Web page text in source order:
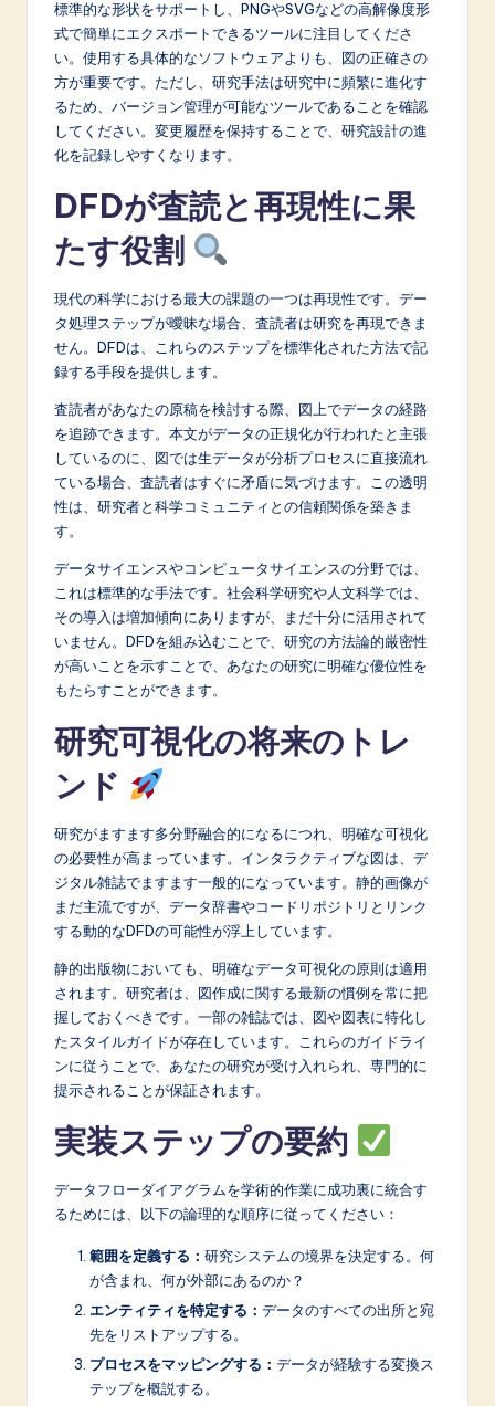
標準的な形状をサポートし、PNGやSVGなどの高解像度形
式で簡単にエクスポートできるツールに注目してくださ
い。使用する具体的なソフトウェアよりも、図の正確さの
方が重要です。ただし、研究手法は研究中に頻繁に進化す
るため、バージョン管理が可能なツールであることを確認
してください。変更履歴を保持することで、研究設計の進
化を記録しやすくなります。
DFDが査読と再現性に果
たす役割
現代の科学における最大の課題の一つは再現性です。デー
タ処理ステップが曖昧な場合、査読者は研究を再現できま
せん。DFDは、これらのステップを標準化された方法で記
録する手段を提供します。
査読者があなたの原稿を検討する際、図上でデータの経路
を追跡できます。本文がデータの正規化が行われたと主張
しているのに、図では生データが分析プロセスに直接流れ
ている場合、査読者はすぐに矛盾に気づけます。この透明
性は、研究者と科学コミュニティとの信頼関係を築きま
す。
データサイエンスやコンピュータサイエンスの分野では、
これは標準的な手法です。社会科学研究や人文科学では、
その導入は増加傾向にありますが、まだ十分に活用されて
いません。DFDを組み込むことで、研究の方法論的厳密性
が高いことを示すことで、あなたの研究に明確な優位性を
もたらすことができます。
研究可視化の将来のトレ
ンド
研究がますます多分野融合的になるにつれ、明確な可視化
の必要性が高まっています。インタラクティブな図は、デ
ジタル雑誌でますます一般的になっています。静的画像が
まだ主流ですが、データ辞書やコードリポジトリとリンク
する動的なDFDの可能性が浮上しています。
静的出版物においても、明確なデータ可視化の原則は適用
されます。研究者は、図作成に関する最新の慣例を常に把
握しておくべきです。一部の雑誌では、図や図表に特化し
たスタイルガイドが存在しています。これらのガイドライ
ンに従うことで、あなたの研究が受け入れられ、専門的に
提示されることが保証されます。
実装ステップの要約
データフローダイアグラムを学術的作業に成功裏に統合す
るためには、以下の論理的な順序に従ってください：
範囲を定義する： 研究システムの境界を決定する。何
が含まれ、何が外部にあるのか？
エンティティを特定する： データのすべての出所と宛
先をリストアップする。
プロセスをマッピングする： データが経験する変換ス
テップを概説する。